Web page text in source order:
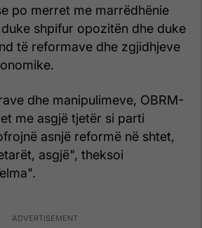
po merret me marrëdhënie
shpifur opozitën dhe duke
të reformave dhe zgjidhjeve
dhe manipulimeve, OBRM-
me asgjë tjetër si parti
asnjë reformë në shtet,
asgjë", theksoi